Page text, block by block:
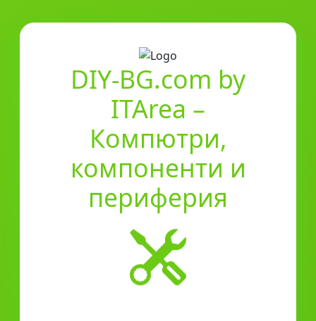
DIY-BG.com by
ITArea –
Компютри,
компоненти и
периферия